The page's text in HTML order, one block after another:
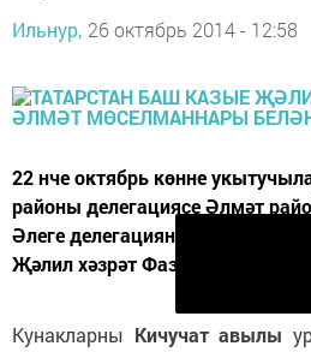
Ильнур, 26 октябрь 2014 - 12:58
22 нче октябрь көнне
районы делегациясе Әлмәт
Әлеге делегацияне Татарстан
Җәлил хәзрәт Фазлыев
Кунакларны Кичучат авылы